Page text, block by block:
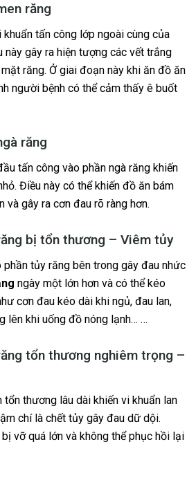
răng
tấn công lớp ngoài cùng của
này gây ra hiện tượng các vết trắng
răng. Ở giai đoạn này khi ăn đồ ăn
người bệnh có thể cảm thấy ê buốt
răng
tấn công vào phần ngà răng khiến
Điều này có thể khiến đồ ăn bám
và gây ra cơn đau rõ ràng hơn.
bị tổn thương – Viêm tủy
phần tủy răng bên trong gây đau nhức
ngày một lớn hơn và có thể kéo
cơn đau kéo dài khi ngủ, đau lan,
lên khi uống đồ nóng lạnh… …
tổn thương nghiêm trọng –
tổn thương lâu dài khiến vi khuẩn lan
chí là chết tủy gây đau dữ dội.
vỡ quá lớn và không thể phục hồi lại